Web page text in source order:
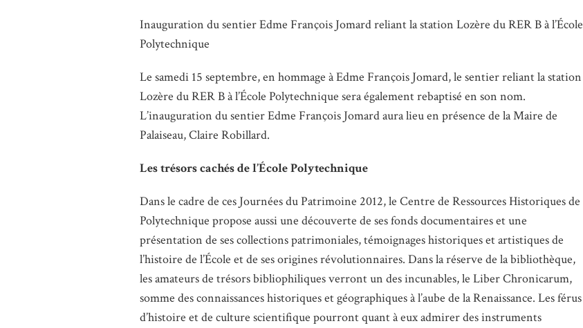
Inauguration du sentier Edme François Jomard reliant la station Lozère du RER B à l’École
Polytechnique
Le samedi 15 septembre, en hommage à Edme François Jomard, le sentier reliant la station
Lozère du RER B à l’École Polytechnique sera également rebaptisé en son nom.
L’inauguration du sentier Edme François Jomard aura lieu en présence de la Maire de
Palaiseau, Claire Robillard.
Les trésors cachés de l’École Polytechnique
Dans le cadre de ces Journées du Patrimoine 2012, le Centre de Ressources Historiques de
Polytechnique propose aussi une découverte de ses fonds documentaires et une
présentation de ses collections patrimoniales, témoignages historiques et artistiques de
l’histoire de l’École et de ses origines révolutionnaires. Dans la réserve de la bibliothèque,
les amateurs de trésors bibliophiliques verront un des incunables, le Liber Chronicarum,
somme des connaissances historiques et géographiques à l’aube de la Renaissance. Les férus
d’histoire et de culture scientifique pourront quant à eux admirer des instruments